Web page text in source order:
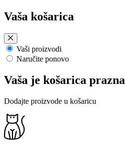
Preskoči
na
sadržaj
Vaša košarica
Vaši proizvodi
Naručite ponovo
Vaša je košarica prazna
Dodajte proizvode u košaricu